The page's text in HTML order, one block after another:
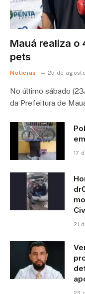
Mauá realiza o
pets
Notícias 25 de
No último sábado
da Prefeitura de
17
21